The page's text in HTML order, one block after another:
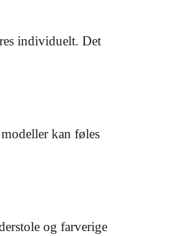
individuelt. Det
kan føles
og farverige